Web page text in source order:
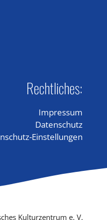
Rechtliches:
Impressum
Datenschutz
Einstellungen
Kulturzentrum e. V.